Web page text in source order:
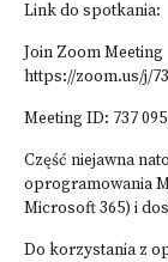
Link do spotkania:
Join Zoom Meeting
https://zoom.us/j/
Meeting ID: 737 095
Część niejawna
oprogramowania
Microsoft 365) i
Do korzystania z